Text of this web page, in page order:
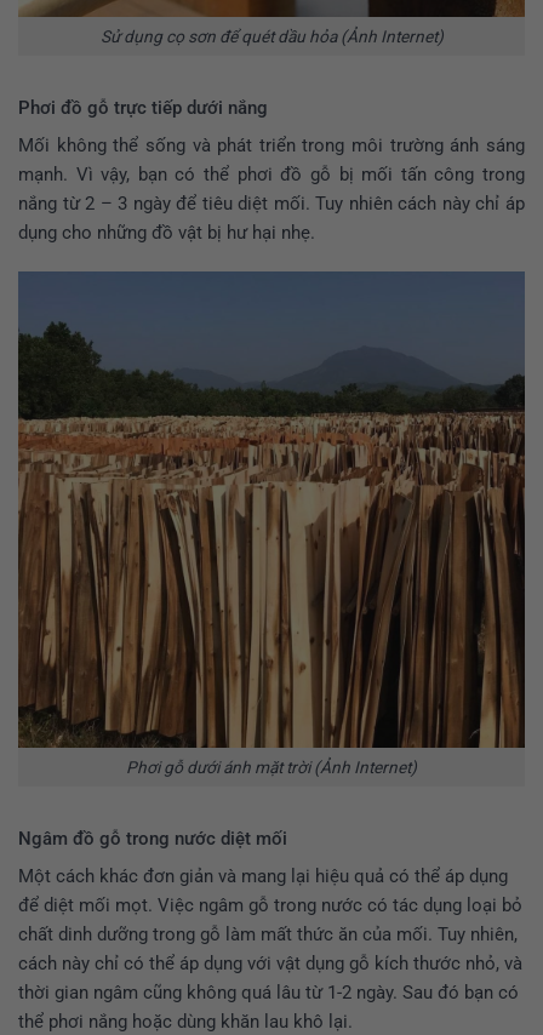
Sử dụng cọ sơn để quét dầu hỏa (Ảnh Internet)
Phơi đồ gỗ trực tiếp dưới nắng
Mối không thể sống và phát triển trong môi trường ánh sáng
mạnh. Vì vậy, bạn có thể phơi đồ gỗ bị mối tấn công trong
nắng từ 2 – 3 ngày để tiêu diệt mối. Tuy nhiên cách này chỉ áp
dụng cho những đồ vật bị hư hại nhẹ.
Phơi gỗ dưới ánh mặt trời (Ảnh Internet)
Ngâm đồ gỗ trong nước diệt mối
Một cách khác đơn giản và mang lại hiệu quả có thể áp dụng
để diệt mối mọt. Việc ngâm gỗ trong nước có tác dụng loại bỏ
chất dinh dưỡng trong gỗ làm mất thức ăn của mối. Tuy nhiên,
cách này chỉ có thể áp dụng với vật dụng gỗ kích thước nhỏ, và
thời gian ngâm cũng không quá lâu từ 1-2 ngày. Sau đó bạn có
thể phơi nắng hoặc dùng khăn lau khô lại.